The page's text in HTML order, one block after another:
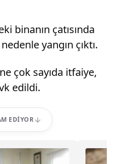
binanın çatısında
yangın çıktı.
çok sayıda itfaiye,
edildi.
EDIYOR